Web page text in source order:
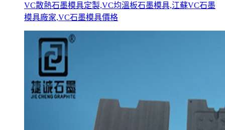
VC散熱石墨模具定製,VC均溫板石墨模具,江蘇VC石墨
模具廠家,VC石墨模具價格